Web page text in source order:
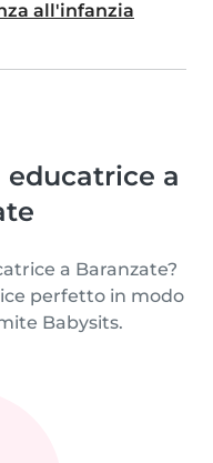
all'infanzia
educatrice a
a Baranzate?
perfetto in modo
Babysits.